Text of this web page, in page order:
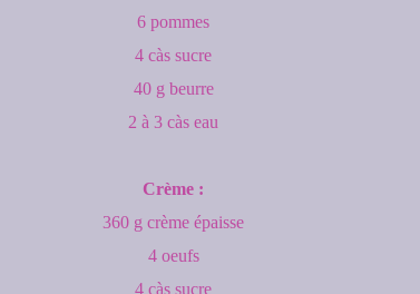
6 pommes
4 càs sucre
40 g beurre
2 à 3 càs eau
Crème :
360 g crème épaisse
4 oeufs
4 càs sucre